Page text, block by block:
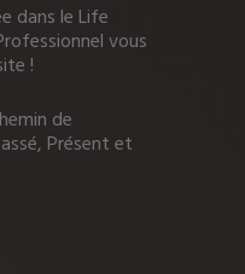
dans le Life
vous
!
de
Présent et